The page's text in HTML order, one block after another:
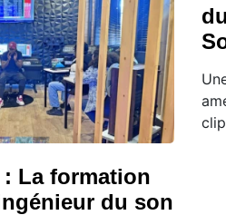
La formation
du son